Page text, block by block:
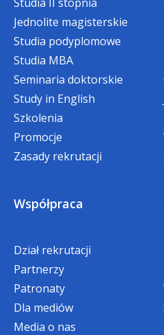
w ostatecznej
w
monografie
w takiej
przedstawiła i
doktorską.
ROZMOWA
ocena
formalnych
ocena
Kandydata do
naukowej
PRZYJĘCIE NA
Jednolite magisterskie
Studia podyplomowe
Studia MBA
Seminaria doktorskie
Study in English
Szkolenia
Promocje
Zasady rekrutacji
Współpraca
Dział rekrutacji
Partnerzy
Patronaty
Dla mediów
Media o nas